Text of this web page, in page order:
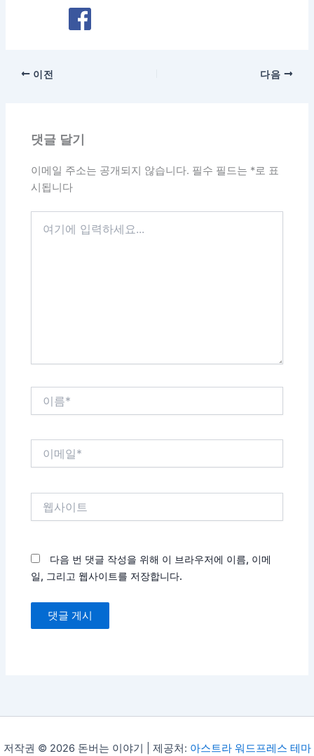
이전 다음
댓글 달기
이메일 주소는 공개되지 않습니다. 필수 필드는 *로 표
시됩니다
다음 번 댓글 작성을 위해 이 브라우저에 이름, 이메
일, 그리고 웹사이트를 저장합니다.
저작권 © 2026 돈버는 이야기 | 제공처: 아스트라 워드프레스 테마